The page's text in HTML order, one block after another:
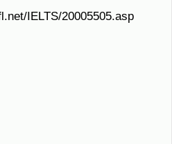
IELTS/20005505.asp